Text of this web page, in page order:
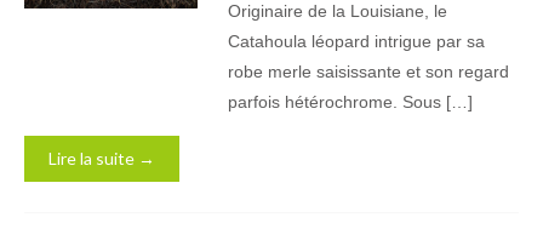
Originaire de la Louisiane, le
Catahoula léopard intrigue par sa
robe merle saisissante et son regard
parfois hétérochrome. Sous […]
Lire la suite →